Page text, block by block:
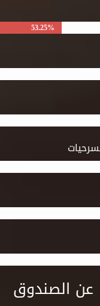
53.25%
عن الصندوق